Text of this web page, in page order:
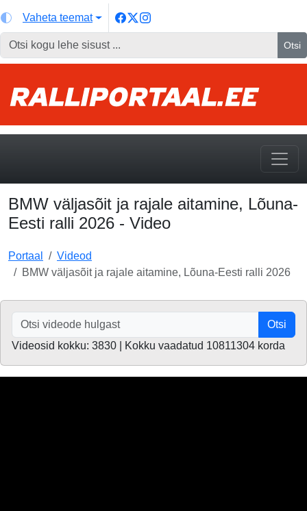
Vaheta teemat
Otsi
BMW väljasõit ja rajale aitamine, Lõuna-
Eesti ralli 2026 - Video
Portaal
Videod
BMW väljasõit ja rajale aitamine, Lõuna-Eesti ralli 2026
Otsi
Videosid kokku: 3830 | Kokku vaadatud 10811304 korda